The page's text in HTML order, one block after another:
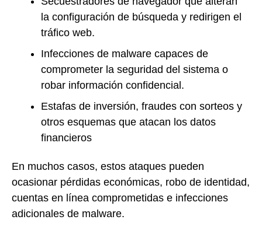
la configuración de búsqueda y redirigen el
tráfico web.
Infecciones de malware capaces de
comprometer la seguridad del sistema o
robar información confidencial.
Estafas de inversión, fraudes con sorteos y
otros esquemas que atacan los datos
financieros
En muchos casos, estos ataques pueden
ocasionar pérdidas económicas, robo de identidad,
cuentas en línea comprometidas e infecciones
adicionales de malware.